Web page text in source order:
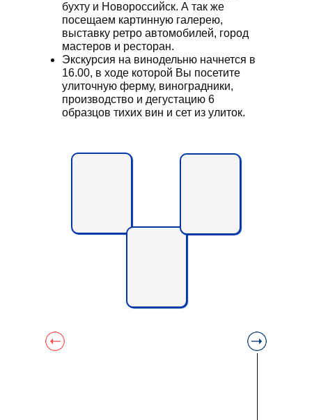
бухту и Новороссийск. А так же
посещаем картинную галерею,
выставку ретро автомобилей, город
мастеров и ресторан.
Экскурсия на винодельню начнется в
16.00, в ходе которой Вы посетите
улиточную ферму, виноградники,
производство и дегустацию 6
образцов тихих вин и сет из улиток.